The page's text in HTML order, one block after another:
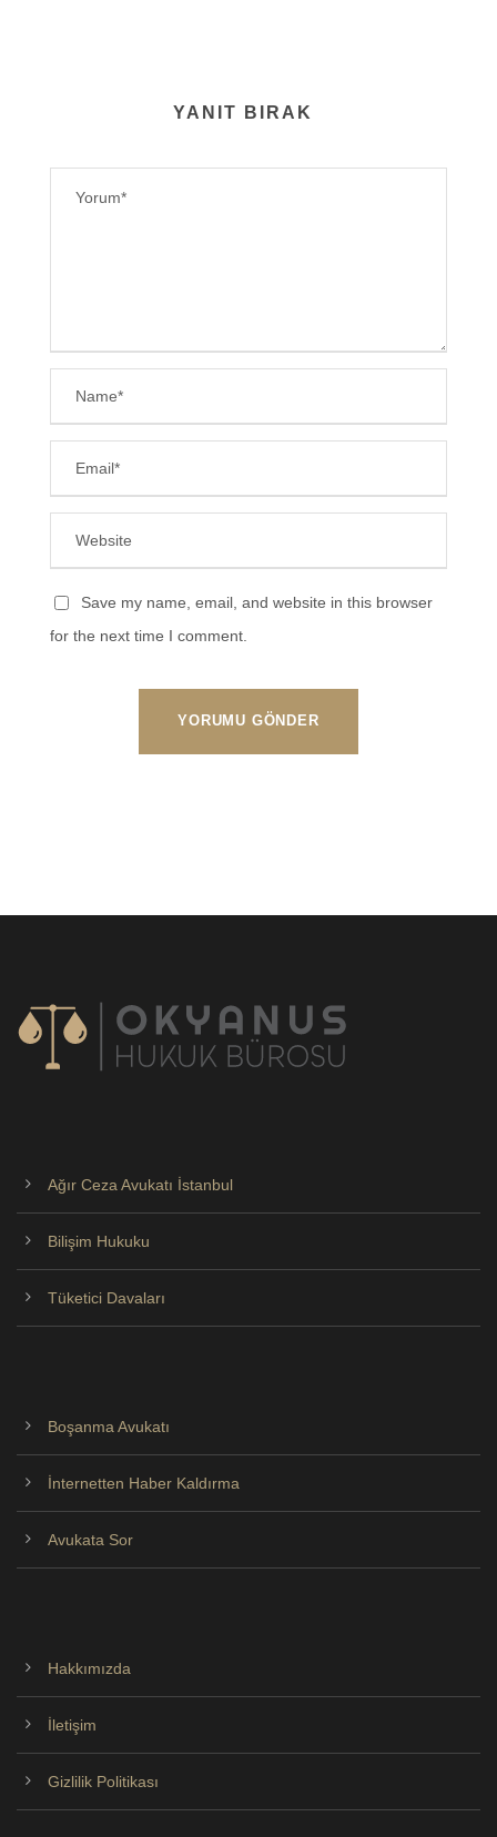
YANIT BIRAK
Save my name, email, and website in this browser
for the next time I comment.
Ağır Ceza Avukatı İstanbul
Bilişim Hukuku
Tüketici Davaları
Boşanma Avukatı
İnternetten Haber Kaldırma
Avukata Sor
Hakkımızda
İletişim
Gizlilik Politikası